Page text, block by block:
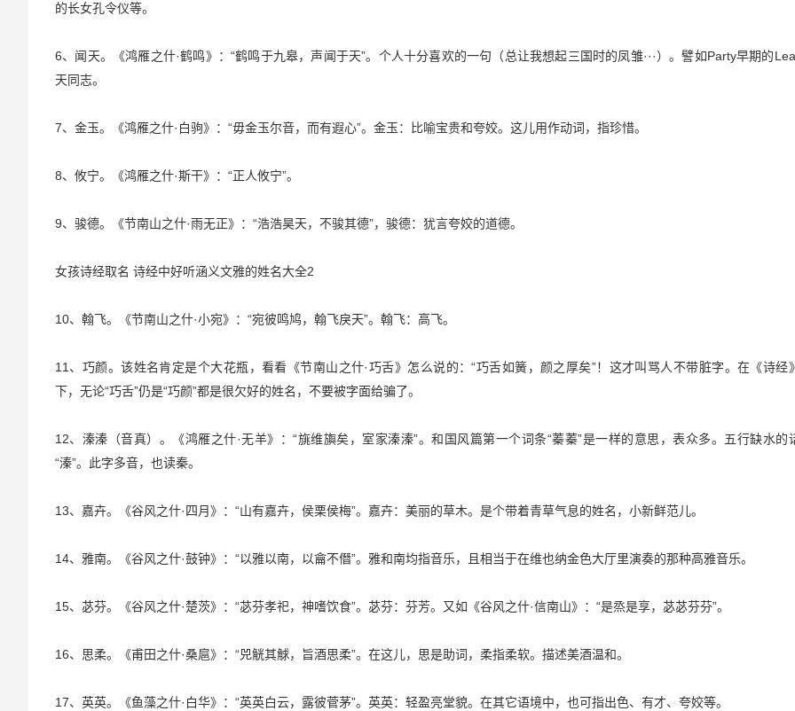
的长女孔令仪等。
6、闻天。《鸿雁之什·鹤鸣》：“鹤鸣于九皋，声闻于天”。个人十分喜欢的一句（总让我想起三国时的凤雏···）。譬如Party早期的
天同志。
7、金玉。《鸿雁之什·白驹》：“毋金玉尔音，而有遐心”。金玉：比喻宝贵和夸姣。这儿用作动词，指珍惜。
8、攸宁。《鸿雁之什·斯干》：“正人攸宁”。
9、骏德。《节南山之什·雨无正》：“浩浩昊天，不骏其德”，骏德：犹言夸姣的道德。
女孩诗经取名 诗经中好听涵义文雅的姓名大全2
10、翰飞。《节南山之什·小宛》：“宛彼鸣鸠，翰飞戾天”。翰飞：高飞。
11、巧颜。该姓名肯定是个大花瓶，看看《节南山之什·巧舌》怎么说的：“巧舌如簧，颜之厚矣”！这才叫骂人不带脏字。在《诗经
下，无论“巧舌”仍是“巧颜”都是很欠好的姓名，不要被字面给骗了。
12、溱溱（音真）。《鸿雁之什·无羊》：“旐维旟矣，室家溱溱”。和国风篇第一个词条“蓁蓁”是一样的意思，表众多。五行缺水的
“溱”。此字多音，也读秦。
13、嘉卉。《谷风之什·四月》：“山有嘉卉，侯栗侯梅”。嘉卉：美丽的草木。是个带着青草气息的姓名，小新鲜范儿。
14、雅南。《谷风之什·鼓钟》：“以雅以南，以龠不僭”。雅和南均指音乐，且相当于在维也纳金色大厅里演奏的那种高雅音乐。
15、苾芬。《谷风之什·楚茨》：“苾芬孝祀，神嗜饮食”。苾芬：芬芳。又如《谷风之什·信南山》：“是烝是享，苾苾芬芬”。
16、思柔。《甫田之什·桑扈》：“兕觥其觩，旨酒思柔”。在这儿，思是助词，柔指柔软。描述美酒温和。
17、英英。《鱼藻之什·白华》：“英英白云，露彼菅茅”。英英：轻盈亮堂貌。在其它语境中，也可指出色、有才、夸姣等。